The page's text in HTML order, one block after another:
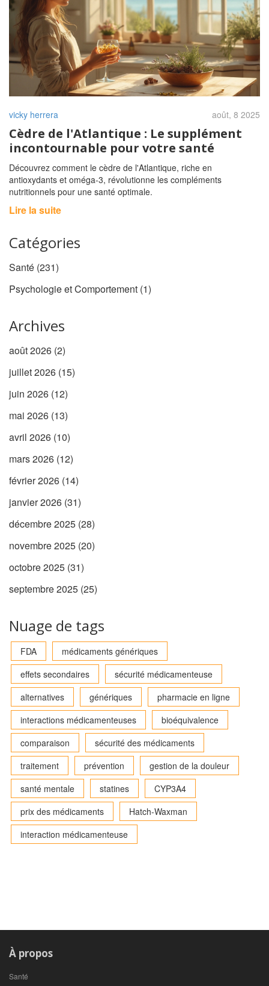
vicky herrera août, 8 2025
Cèdre de l'Atlantique : Le supplément
incontournable pour votre santé
Découvrez comment le cèdre de l'Atlantique, riche en
antioxydants et oméga‑3, révolutionne les compléments
nutritionnels pour une santé optimale.
Lire la suite
Catégories
Santé (231)
Psychologie et Comportement (1)
Archives
août 2026 (2)
juillet 2026 (15)
juin 2026 (12)
mai 2026 (13)
avril 2026 (10)
mars 2026 (12)
février 2026 (14)
janvier 2026 (31)
décembre 2025 (28)
novembre 2025 (20)
octobre 2025 (31)
septembre 2025 (25)
Nuage de tags
FDA
médicaments génériques
effets secondaires
sécurité médicamenteuse
alternatives
génériques
pharmacie en ligne
interactions médicamenteuses
bioéquivalence
comparaison
sécurité des médicaments
traitement
prévention
gestion de la douleur
santé mentale
statines
CYP3A4
prix des médicaments
Hatch-Waxman
interaction médicamenteuse
À propos
Santé